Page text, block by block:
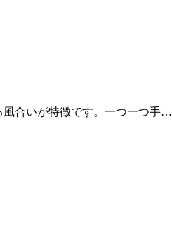
風合いが特徴です。一つ一つ手…